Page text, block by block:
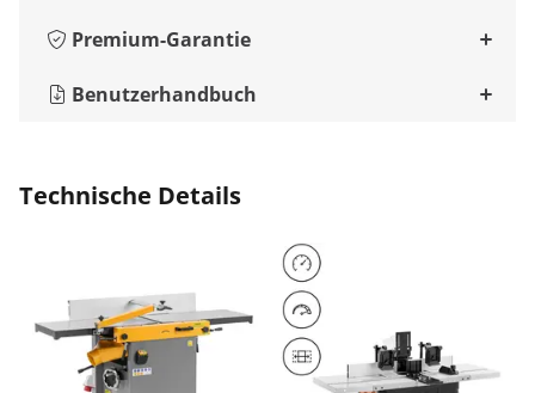
Premium-Garantie
Benutzerhandbuch
Technische Details